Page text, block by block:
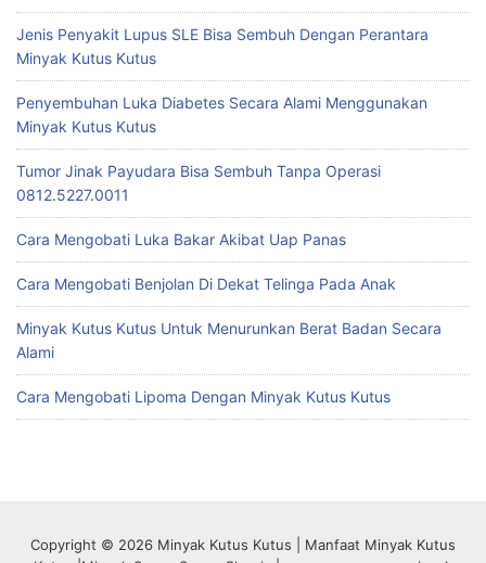
Jenis Penyakit Lupus SLE Bisa Sembuh Dengan Perantara
Minyak Kutus Kutus
Penyembuhan Luka Diabetes Secara Alami Menggunakan
Minyak Kutus Kutus
Tumor Jinak Payudara Bisa Sembuh Tanpa Operasi
0812.5227.0011
Cara Mengobati Luka Bakar Akibat Uap Panas
Cara Mengobati Benjolan Di Dekat Telinga Pada Anak
Minyak Kutus Kutus Untuk Menurunkan Berat Badan Secara
Alami
Cara Mengobati Lipoma Dengan Minyak Kutus Kutus
Copyright © 2026 Minyak Kutus Kutus | Manfaat Minyak Kutus